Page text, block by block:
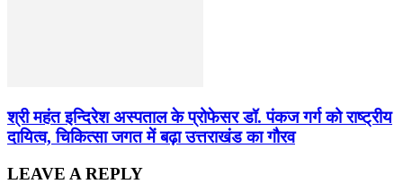
श्री महंत इन्दिरेश अस्पताल के प्रोफेसर डॉ. पंकज गर्ग को राष्ट्रीय
दायित्व, चिकित्सा जगत में बढ़ा उत्तराखंड का गौरव
LEAVE A REPLY